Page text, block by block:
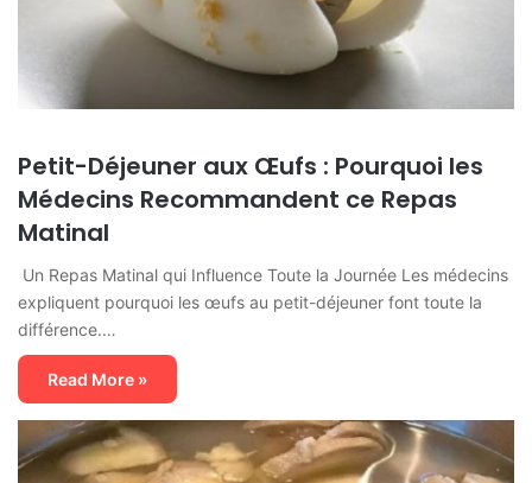
Petit-Déjeuner aux Œufs : Pourquoi les
Médecins Recommandent ce Repas
Matinal
Un Repas Matinal qui Influence Toute la Journée Les médecins
expliquent pourquoi les œufs au petit-déjeuner font toute la
différence.…
Read More »